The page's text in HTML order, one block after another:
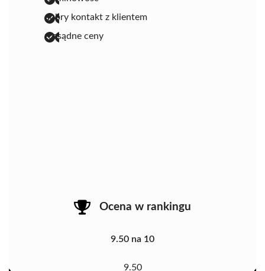
dobry kontakt z klientem
rozsądne ceny
Ocena w rankingu
9.50 na 10
9.50